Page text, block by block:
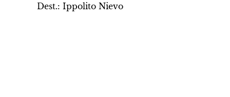
Dest.: Ippolito Nievo